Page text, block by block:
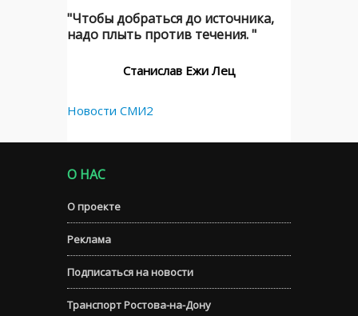
"Чтобы добраться до источника,
надо плыть против течения. "
Станислав Ежи Лец
Новости СМИ2
О НАС
О проекте
Реклама
Подписаться на новости
Транспорт Ростова-на-Дону